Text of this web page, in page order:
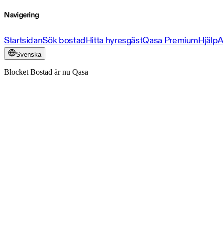
Navigering
StartsidanSök bostadHitta hyresgästQasa PremiumHjälp
Svenska
Blocket Bostad är nu Qasa